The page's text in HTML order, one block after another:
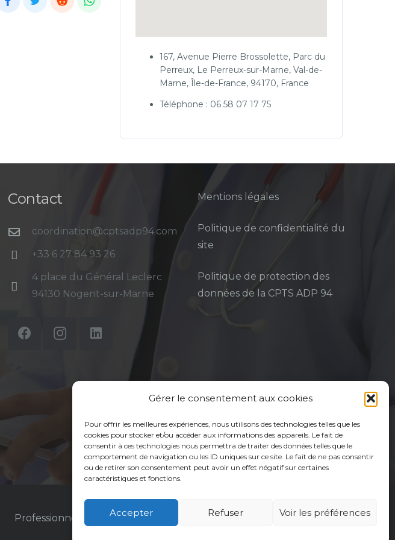
Gérer le consentement aux cookies
Pour offrir les meilleures expériences, nous utilisons des technologies telles que les
cookies pour stocker et/ou accéder aux informations des appareils. Le fait de
consentir à ces technologies nous permettra de traiter des données telles que le
comportement de navigation ou les ID uniques sur ce site. Le fait de ne pas consentir
ou de retirer son consentement peut avoir un effet négatif sur certaines
caractéristiques et fonctions.
Accepter Refuser Voir les préférences
167, Avenue Pierre Brossolette, Parc du
Perreux, Le Perreux-sur-Marne, Val-de-
Marne, Île-de-France, 94170, France
Téléphone : 06 58 07 17 75
Contact
coordination@cptsadp94.com
+33 6 27 84 93 26
4 place du Général Leclerc
94130 Nogent-sur-Marne
Mentions légales
Politique de confidentialité du
site
Politique de protection des
données de la CPTS ADP 94
Professionnels de santé Usagers Actualités Adhérer Contact